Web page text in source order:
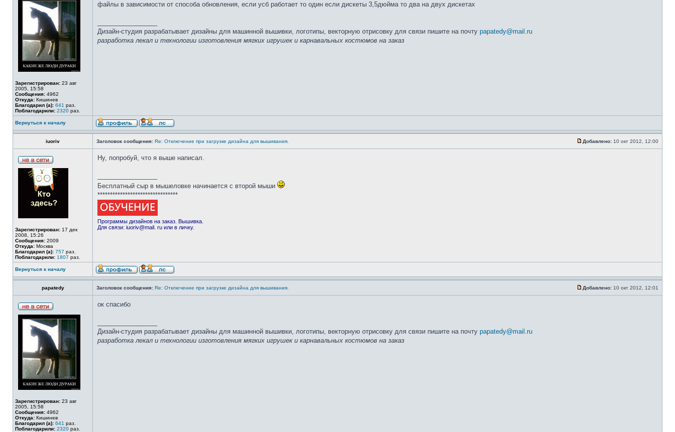
Зарегистрирован: 23 авг
2005, 15:58
Сообщения: 4962
Откуда: Кишинев
Благодарил (а): 641 раз.
Поблагодарили: 2320 раз.
файлы в зависимости от способа обновления, если усб работает то один если дискеты 3,5дюйма то два на двух дискетах
Дизайн-студия разрабатывает дизайны для машинной вышивки, логотипы, векторную отрисовку для связи пишите на почту papatedy@mail.ru
разработка лекал и технологии изготовления мягких игрушек и карнавальных костюмов на заказ
Вернуться к началу
iuoriv Заголовок сообщения: Re: Отключение при загрузке дизайна для вышивания. Добавлено: 10 окт 2012, 12:00
Зарегистрирован: 17 дек
2008, 15:26
Сообщения: 2009
Откуда: Москва
Благодарил (а): 757 раз.
Поблагодарили: 1807 раз.
Ну, попробуй, что я выше написал.
Бесплатный сыр в мышеловке начинается с второй мыши
********************************
Программы дизайнов на заказ. Вышивка.
Для связи: iuoriv@mail. ru или в личку.
Вернуться к началу
papatedy Заголовок сообщения: Re: Отключение при загрузке дизайна для вышивания. Добавлено: 10 окт 2012, 12:01
Зарегистрирован: 23 авг
2005, 15:58
Сообщения: 4962
Откуда: Кишинев
Благодарил (а): 641 раз.
Поблагодарили: 2320 раз.
ок спасибо
Дизайн-студия разрабатывает дизайны для машинной вышивки, логотипы, векторную отрисовку для связи пишите на почту papatedy@mail.ru
разработка лекал и технологии изготовления мягких игрушек и карнавальных костюмов на заказ